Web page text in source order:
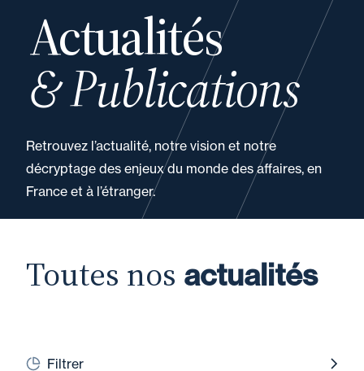
Actualités
& Publications
Retrouvez l’actualité, notre vision et notre
décryptage des enjeux du monde des affaires, en
France et à l’étranger.
Toutes nos actualités
Filtrer